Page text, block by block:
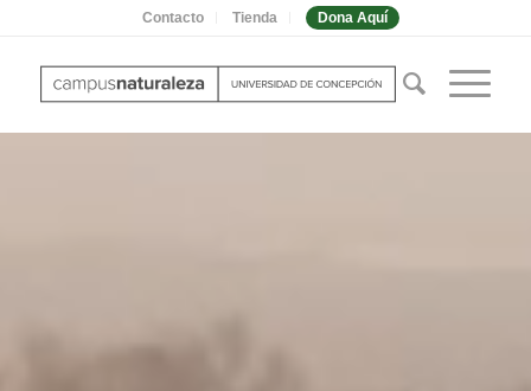
Contacto Tienda Dona Aquí